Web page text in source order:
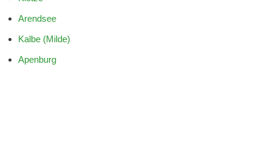
Arendsee
Kalbe (Milde)
Apenburg